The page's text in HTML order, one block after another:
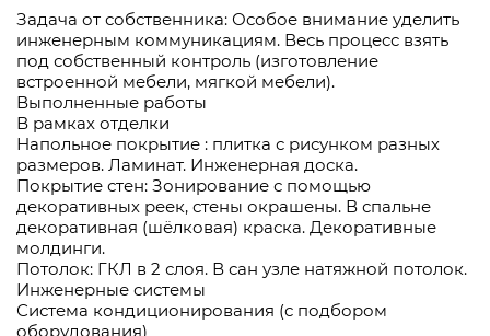
Задача от собственника: Особое внимание уделить
инженерным коммуникациям. Весь процесс взять
под собственный контроль (изготовление
встроенной мебели, мягкой мебели).
Выполненные работы
В рамках отделки
Напольное покрытие : плитка с рисунком разных
размеров. Ламинат. Инженерная доска.
Покрытие стен: Зонирование с помощью
декоративных реек, стены окрашены. В спальне
декоративная (шёлковая) краска. Декоративные
молдинги.
Потолок: ГКЛ в 2 слоя. В сан узле натяжной потолок.
Инженерные системы
Система кондиционирования (с подбором
оборудования)